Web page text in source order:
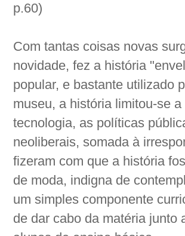
p.60)
Com tantas coisas novas
novidade, fez a história
popular, e bastante utilizado
museu, a história limitou-se
tecnologia, as políticas
neoliberais, somada à
fizeram com que a história
de moda, indigna de
um simples componente
de dar cabo da matéria junto